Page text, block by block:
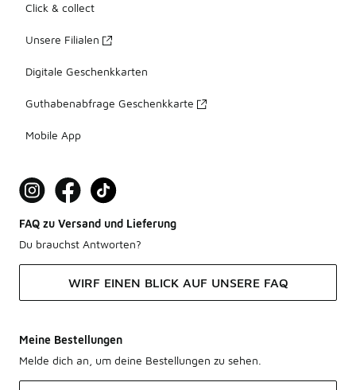
Click & collect
Unsere Filialen
Digitale Geschenkkarten
Guthabenabfrage Geschenkkarte
Mobile App
FAQ zu Versand und Lieferung
Du brauchst Antworten?
WIRF EINEN BLICK AUF UNSERE FAQ
Meine Bestellungen
Melde dich an, um deine Bestellungen zu sehen.